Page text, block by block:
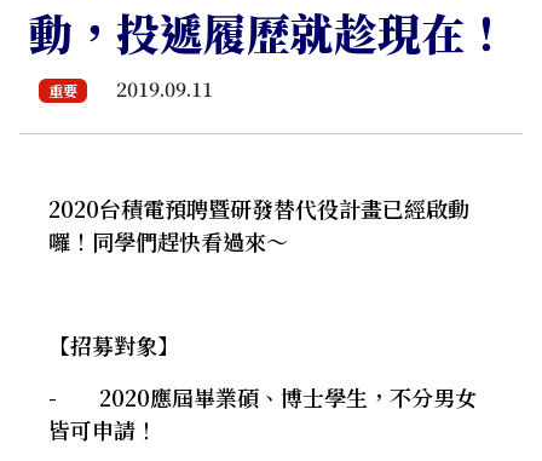
動，投遞履歷就趁現在！
重要 2019.09.11
2020台積電預聘暨研發替代役計畫已經啟動
囉！同學們趕快看過來～
【招募對象】
- 2020應屆畢業碩、博士學生，不分男女
皆可申請！